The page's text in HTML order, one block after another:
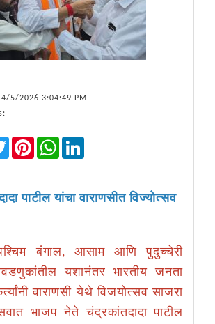
5/2026 3:04:49 PM
Twitter PinterestWhatsApp
पाटील यांचा वाराणसीत विज्योत्सव
बंगाल, आसाम आणि पुदुच्चेरी
यशानंतर भारतीय जनता
वाराणसी येथे विजयोत्सव साजरा
भाजप नेते चंद्रकांतदादा पाटील